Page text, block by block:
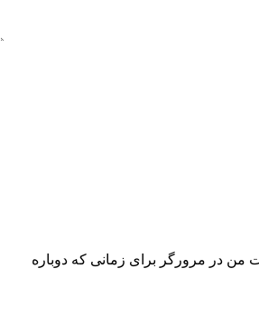
من در مرورگر برای زمانی که دوباره